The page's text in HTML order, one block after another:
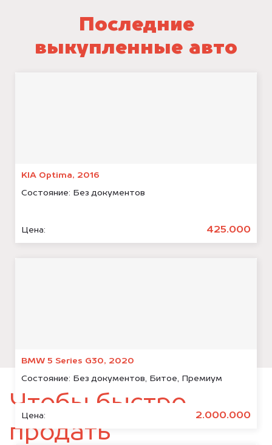
Последние
выкупленные авто
KIA Optima, 2016
Состояние: Без документов
Цена: 425.000
BMW 5 Series G30, 2020
Состояние: Без документов, Битое, Премиум
Цена: 2.000.000
Чтобы быстро
продать